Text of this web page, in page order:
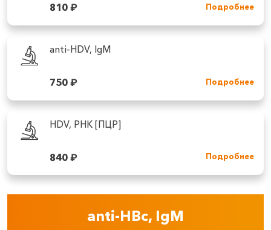
810₽ Подробнее
anti-HDV, IgM
750₽ Подробнее
HDV, РНК [ПЦР]
840₽ Подробнее
anti-HBc, IgM